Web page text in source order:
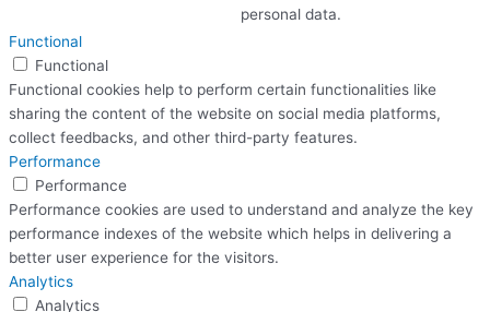
personal data.
Functional
Functional
Functional cookies help to perform certain functionalities like
sharing the content of the website on social media platforms,
collect feedbacks, and other third-party features.
Performance
Performance
Performance cookies are used to understand and analyze the key
performance indexes of the website which helps in delivering a
better user experience for the visitors.
Analytics
Analytics